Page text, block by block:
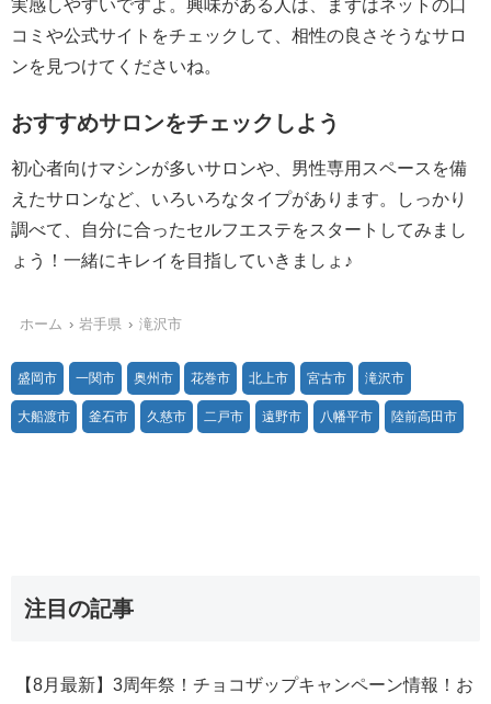
実感しやすいですよ。興味がある人は、まずはネットの口
コミや公式サイトをチェックして、相性の良さそうなサロ
ンを見つけてくださいね。
おすすめサロンをチェックしよう
初心者向けマシンが多いサロンや、男性専用スペースを備
えたサロンなど、いろいろなタイプがあります。しっかり
調べて、自分に合ったセルフエステをスタートしてみまし
ょう！一緒にキレイを目指していきましょ♪
ホーム 岩手県 滝沢市
盛岡市 一関市 奥州市 花巻市 北上市 宮古市 滝沢市
大船渡市 釜石市 久慈市 二戸市 遠野市 八幡平市 陸前高田市
注目の記事
【8月最新】3周年祭！チョコザップキャンペーン情報！お